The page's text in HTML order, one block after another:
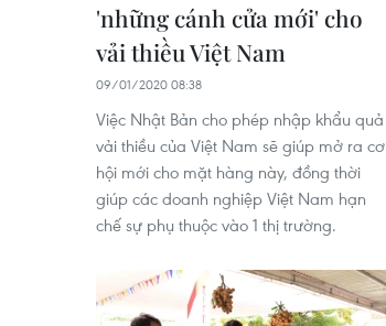
'những cánh cửa mới' cho
vải thiều Việt Nam
09/01/2020 08:38
Việc Nhật Bản cho phép nhập khẩu quả
vải thiều của Việt Nam sẽ giúp mở ra cơ
hội mới cho mặt hàng này, đồng thời
giúp các doanh nghiệp Việt Nam hạn
chế sự phụ thuộc vào 1 thị trường.